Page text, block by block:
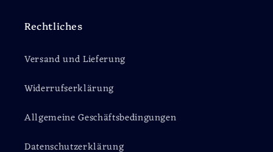
Rechtliches
Versand und Lieferung
Widerrufserklärung
Allgemeine Geschäftsbedingungen
Datenschutzerklärung